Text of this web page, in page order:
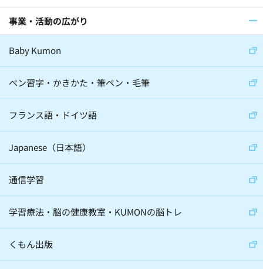
医師(32) 棋士(15)
俳優(8)
アナウンサー(6)
大学教授(18)
小説家(6)
日本教育史学者(2)
サイエンスコミュニケーター(5)
音楽(22)
経営学(19)
脳科学(24)
事業・活動の広がり
Baby Kumon
ペン習字・かきかた・筆ペン・毛筆
フランス語・ドイツ語
Japanese（日本語）
通信学習
学習療法・脳の健康教室・KUMONの脳トレ
くもん出版